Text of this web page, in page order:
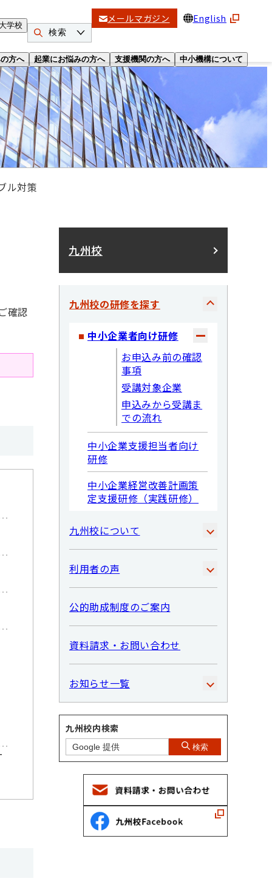
方へ 起業にお悩みの方へ 支援機関の方へ 中小機構について
学校
検索
メールマガジン English
ル対策
確認
九州校
九州校の研修を探す
中小企業者向け研修
お申込み前の確認
事項
受講対象企業
申込みから受講ま
での流れ
中小企業支援担当者向け
研修
中小企業経営改善計画策
定支援研修（実践研修）
九州校について
利用者の声
公的助成制度のご案内
資料請求・お問い合わせ
お知らせ一覧
九州校内検索
検索